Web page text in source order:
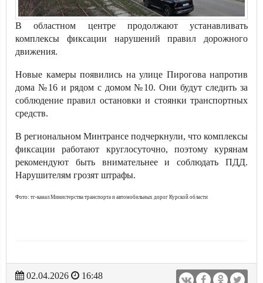
В областном центре продолжают устанавливать
комплексы фиксации нарушений правил дорожного
движения.
Новые камеры появились на улице Пирогова напротив
дома №16 и рядом с домом №10. Они будут следить за
соблюдение правил остановки и стоянки транспортных
средств.
В региональном Минтрансе подчеркнули, что комплексы
фиксации работают круглосуточно, поэтому курянам
рекомендуют быть внимательнее и соблюдать ПДД.
Нарушителям грозят штрафы.
Фото: тг-канал Министерства транспорта и автомобильных дорог Курской области
02.04.2026
16:48